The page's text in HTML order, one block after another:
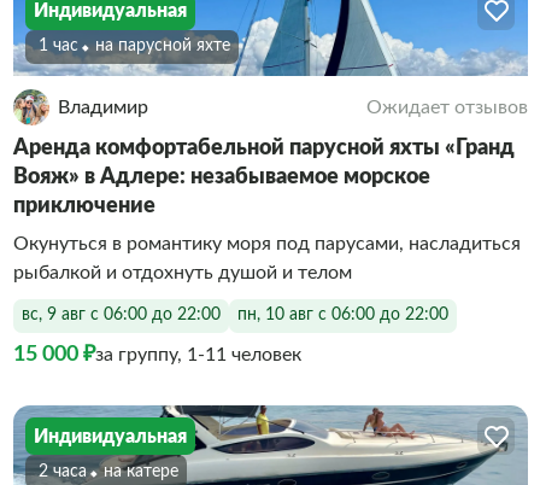
Индивидуальная
1 час На парусной яхте
Владимир Ожидает отзывов
Аренда комфортабельной парусной яхты «Гранд
Вояж» в Адлере: незабываемое морское
приключение
Окунуться в романтику моря под парусами, насладиться
рыбалкой и отдохнуть душой и телом
вс, 9 авг с 06:00 до 22:00 пн, 10 авг с 06:00 до 22:00
15 000 ₽за группу, 1-11 человек
Индивидуальная
2 часа На катере